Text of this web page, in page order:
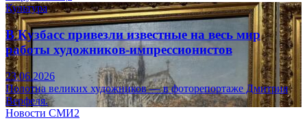
Культура
В Кузбасс привезли известные на весь мир
работы художников-импрессионистов
23.06.2026
Полотна великих художников — в фоторепортаже Дмитрия
Верфеля.
Новости СМИ2